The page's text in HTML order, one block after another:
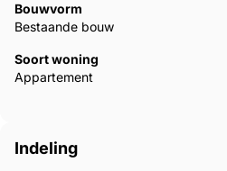
Bouwvorm
Bestaande bouw
Soort woning
Appartement
Indeling